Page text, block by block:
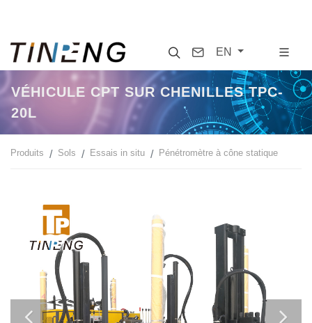
SearchContact
EN
VÉHICULE CPT SUR CHENILLES TPC-
20L
Produits Sols Essais in situ Pénétromètre à cône statique